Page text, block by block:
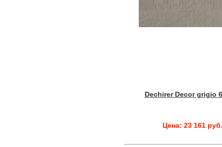
Dechirer Decor grigio
Цена: 23 161 руб.